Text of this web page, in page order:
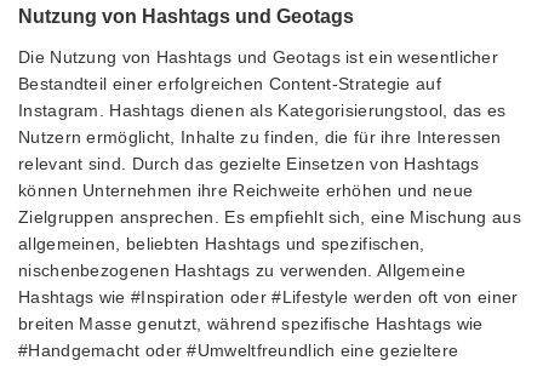
Nutzung von Hashtags und Geotags
Die Nutzung von Hashtags und Geotags ist ein wesentlicher
Bestandteil einer erfolgreichen Content-Strategie auf
Instagram. Hashtags dienen als Kategorisierungstool, das es
Nutzern ermöglicht, Inhalte zu finden, die für ihre Interessen
relevant sind. Durch das gezielte Einsetzen von Hashtags
können Unternehmen ihre Reichweite erhöhen und neue
Zielgruppen ansprechen. Es empfiehlt sich, eine Mischung aus
allgemeinen, beliebten Hashtags und spezifischen,
nischenbezogenen Hashtags zu verwenden. Allgemeine
Hashtags wie #Inspiration oder #Lifestyle werden oft von einer
breiten Masse genutzt, während spezifische Hashtags wie
#Handgemacht oder #Umweltfreundlich eine gezieltere